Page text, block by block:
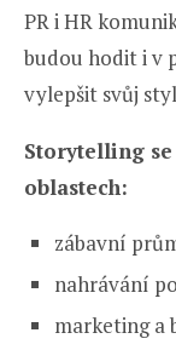
PR i HR
budou hodit i v
vylepšit svůj styl
Storytelling
oblastech:
zábavní
nahrávání
marketing a